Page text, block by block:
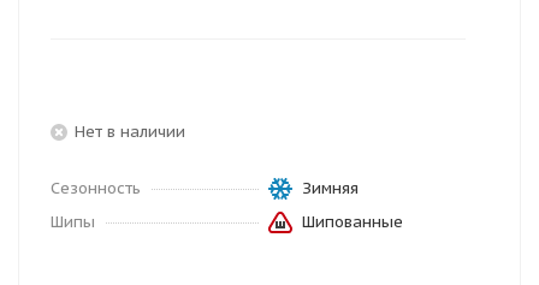
Нет в наличии
Сезонность
Зимняя
Шипы
Шипованные